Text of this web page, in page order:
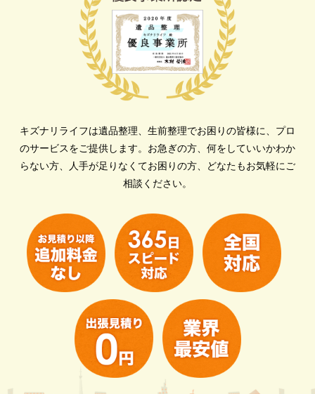
キズナリライフは遺品整理、生前整理でお困りの皆様に、プロ
のサービスをご提供します。 お急ぎの方、何をしていいかわか
らない方、人手が足りなくてお困りの方、どなたもお気軽にご
相談ください。